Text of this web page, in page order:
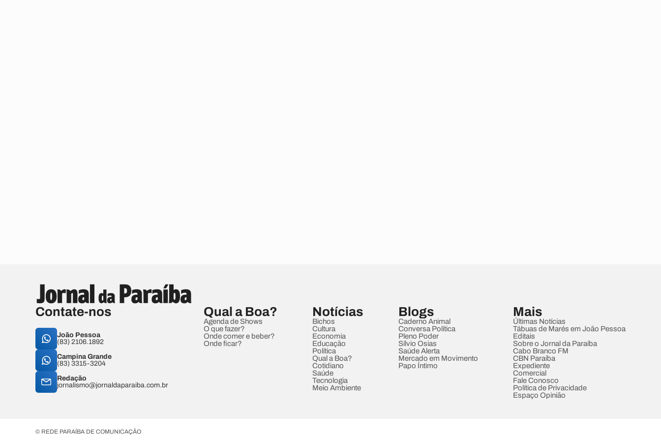
Contate-nos
João Pessoa
(83) 2106.1892
Campina Grande
(83) 3315-3204
Redação
jornalismo@jornaldaparaiba.com.br
Qual a Boa?
Agenda de Shows
O que fazer?
Onde comer e beber?
Onde ficar?
Notícias
Bichos
Cultura
Economia
Educação
Política
Qual a Boa?
Cotidiano
Saúde
Tecnologia
Meio Ambiente
Blogs
Caderno Animal
Conversa Política
Pleno Poder
Sílvio Osias
Saúde Alerta
Mercado em Movimento
Papo Íntimo
Mais
Últimas Notícias
Tábuas de Marés em João Pessoa
Editais
Sobre o Jornal da Paraíba
Cabo Branco FM
CBN Paraíba
Expediente
Comercial
Fale Conosco
Política de Privacidade
Espaço Opinião
© REDE PARAÍBA DE COMUNICAÇÃO